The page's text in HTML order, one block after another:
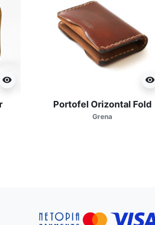
visibility visibility
Portofel Orizontal Fold
Grena